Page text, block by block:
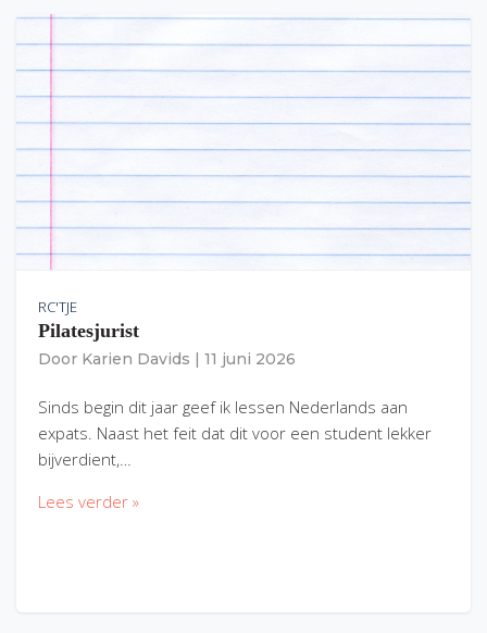
RC'TJE
Pilatesjurist
Door Karien Davids 11 juni 2026
Sinds begin dit jaar geef ik lessen Nederlands aan
expats. Naast het feit dat dit voor een student lekker
bijverdient,…
Lees verder »